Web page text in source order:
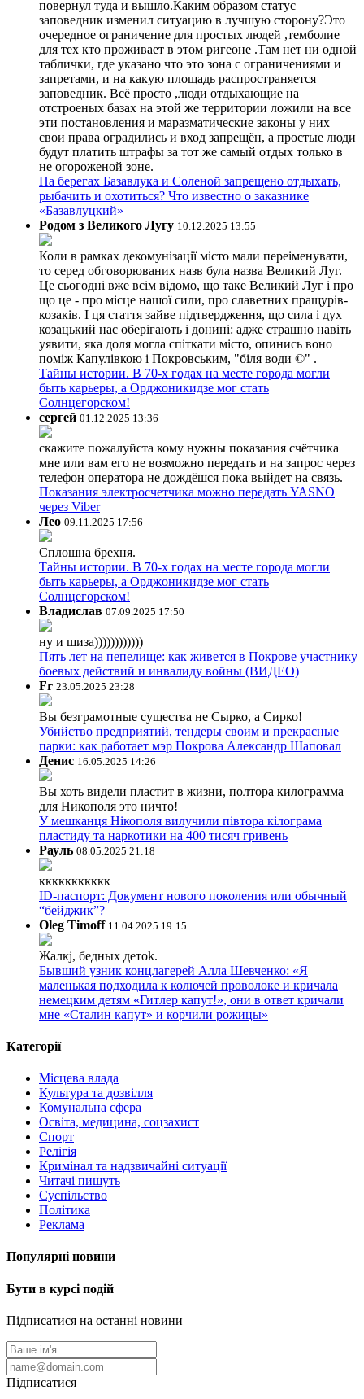
повернул туда и вышло.Каким образом статус
заповедник изменил ситуацию в лучшую сторону?Это
очередное ограничение для простых людей ,темболие
для тех кто проживает в этом ригеоне .Там нет ни одной
таблички, где указано что это зона с ограничениями и
запретами, и на какую площадь распространяется
заповедник. Всё просто ,люди отдыхающие на
отстроеных базах на этой же территории ложили на все
эти постановления и маразматические законы у них
свои права оградились и вход запрещён, а простые люди
будут платить штрафы за тот же самый отдых только в
не огороженой зоне.
На берегах Базавлука и Соленой запрещено отдыхать,
рыбачить и охотиться? Что известно о заказнике
«Базавлуцкий»
Родом з Великого Лугу 10.12.2025 13:55
Коли в рамках декомунізації місто мали переіменувати,
то серед обговорюваних назв була назва Великий Луг.
Це сьогодні вже всім відомо, що таке Великий Луг і про
що це - про місце нашої сили, про славетних пращурів-
козаків. І ця стаття зайве підтвердження, що сила і дух
козацький нас оберігають і донині: адже страшно навіть
уявити, яка доля могла спіткати місто, опинись воно
поміж Капулівкою і Покровським, "біля води ©" .
Тайны истории. В 70-х годах на месте города могли
быть карьеры, а Орджоникидзе мог стать
Солнцегорском!
сергей 01.12.2025 13:36
скажите пожалуйста кому нужны показания счётчика
мне или вам его не возможно передать и на запрос через
телефон оператора не дождёшся пока выйдет на связь.
Показания электросчетчика можно передать YASNO
через Viber
Лео 09.11.2025 17:56
Сплошна брехня.
Тайны истории. В 70-х годах на месте города могли
быть карьеры, а Орджоникидзе мог стать
Солнцегорском!
Владислав 07.09.2025 17:50
ну и шиза))))))))))))
Пять лет на пепелище: как живется в Покрове участнику
боевых действий и инвалиду войны (ВИДЕО)
Fr 23.05.2025 23:28
Вы безграмотные существа не Сырко, а Сирко!
Убийство предприятий, тендеры своим и прекрасные
парки: как работает мэр Покрова Александр Шаповал
Денис 16.05.2025 14:26
Вы хоть видели пластит в жизни, полтора килограмма
для Никополя это ничто!
У мешканця Нікополя вилучили півтора кілограма
пластиду та наркотики на 400 тисяч гривень
Рауль 08.05.2025 21:18
ккккккккккк
ID-паспорт: Документ нового поколения или обычный
“бейджик”?
Oleg Timoff 11.04.2025 19:15
Жалкj, бедных детok.
Бывший узник концлагерей Алла Шевченко: «Я
маленькая подходила к колючей проволоке и кричала
немецким детям «Гитлер капут!», они в ответ кричали
мне «Сталин капут» и корчили рожицы»
Категорії
Місцева влада
Культура та дозвілля
Комунальна сфера
Освіта, медицина, соцзахист
Спорт
Релігія
Кримінал та надзвичайні ситуації
Читачі пишуть
Суспільство
Політика
Реклама
Популярні новини
Бути в курсі подій
Підписатися на останні новини
Підписатися